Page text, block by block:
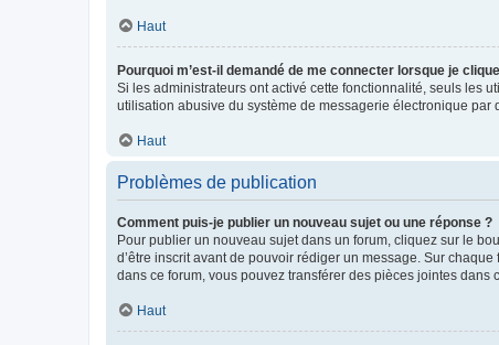
Haut
Pourquoi m’est-il demandé de me connecter lorsque je
Si les administrateurs ont activé cette fonctionnalité, seuls les
utilisation abusive du système de messagerie électronique par
Haut
Problèmes de publication
Comment puis-je publier un nouveau sujet ou une réponse ?
Pour publier un nouveau sujet dans un forum, cliquez sur le
d’être inscrit avant de pouvoir rédiger un message. Sur
dans ce forum, vous pouvez transférer des pièces jointes dans
Haut